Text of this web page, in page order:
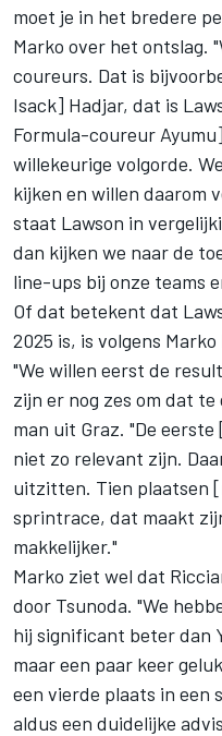
moet je in het bredere
Marko over het ontslag.
coureurs. Dat is
Isack] Hadjar, dat is
Formula-coureur
willekeurige volgorde.
kijken en willen daarom
staat Lawson in
dan kijken we naar de
line-ups bij onze teams
Of dat betekent dat
2025 is, is volgens
"We willen eerst de
zijn er nog zes om dat
man uit Graz. "De
niet zo relevant zijn.
uitzitten. Tien plaatsen
sprintrace, dat maakt
makkelijker."
Marko ziet wel dat
door Tsunoda. "We
hij significant beter dan
maar een paar keer
een vierde plaats in een
aldus een duidelijke